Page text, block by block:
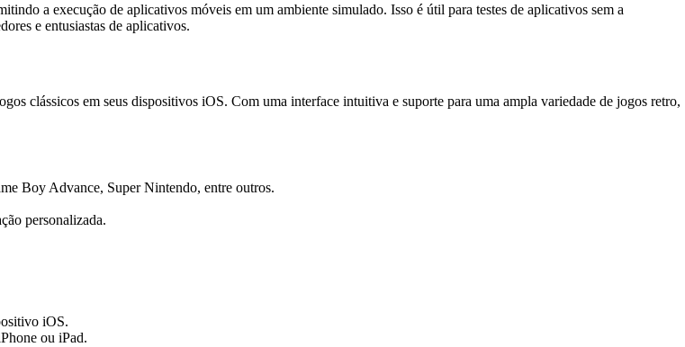
a execução de aplicativos móveis em um ambiente simulado. Isso é útil para testes de aplicativos sem a
e entusiastas de aplicativos.
clássicos em seus dispositivos iOS. Com uma interface intuitiva e suporte para uma ampla variedade de jogos retro,
Boy Advance, Super Nintendo, entre outros.
personalizada.
iOS.
ou iPad.